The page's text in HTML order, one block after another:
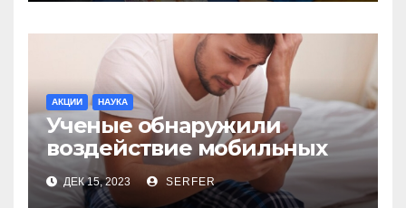
АКЦИИ НАУКА
Ученые обнаружили
воздействие мобильных
телефонов на качество
спермы
ДЕК 15, 2023 SERFER